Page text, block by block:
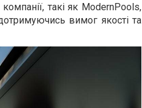
такі як ModernPools,
вимог якості та